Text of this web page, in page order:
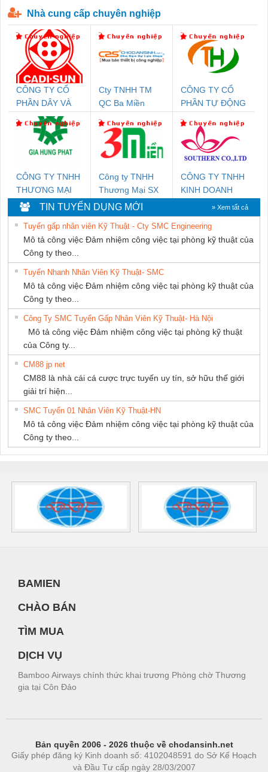
Nhà cung cấp chuyên nghiệp
CÔNG TY CỔ
PHẦN DÂY VÀ
CÁP ĐIỆN
THƯỢNG ĐÌNH
Cty TNHH TM
QC Ba Miền
CÔNG TY CỔ
PHẦN TỰ ĐỘNG
CÔNG TY TNHH
THƯƠNG MẠI
DỊCH VỤ KỸ
THUẬT ĐIỆN CƠ
GIA HƯNG PHÁT
Công ty TNHH
Thương Mại SX
Ba Miền
CÔNG TY TNHH
KINH DOANH
DỊCH VỤ XNK
PHƯƠNG NAM
TIN TUYỂN DỤNG MỚI » Xem tất cả
Tuyển gấp nhân viên Kỹ Thuật - Cty SMC Engineering
Mô tả công việc Đảm nhiệm công việc tại phòng kỹ thuật của
Công ty theo...
Tuyển Nhanh Nhân Viên Kỹ Thuật- SMC
Mô tả công việc Đảm nhiệm công việc tại phòng kỹ thuật của
Công ty theo...
Công Ty SMC Tuyển Gấp Nhân Viên Kỹ Thuật- Hà Nội
Mô tả công việc Đảm nhiệm công việc tại phòng kỹ thuật
của Công ty...
CM88 jp net
CM88 là nhà cái cá cược trực tuyến uy tín, sở hữu thế giới
giải trí hiện...
SMC Tuyển 01 Nhân Viên Kỹ Thuật-HN
Mô tả công việc Đảm nhiệm công việc tại phòng kỹ thuật của
Công ty theo...
BAMIEN
CHÀO BÁN
TÌM MUA
DỊCH VỤ
Bamboo Airways chính thức khai trương Phòng chờ Thương
gia tại Côn Đảo
Bản quyền 2006 - 2026 thuộc về chodansinh.net
Giấy phép đăng ký Kinh doanh số: 4102048591 do Sở Kế Hoạch
và Đầu Tư cấp ngày 28/03/2007